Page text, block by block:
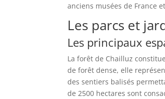
anciens musées de France
Les parcs et
Les principaux
La forêt de Chailluz
de forêt dense, elle
des sentiers balisés
de 2500 hectares sont